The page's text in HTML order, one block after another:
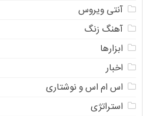
آنتی ویروس
آهنگ زنگ
ابزارها
اخبار
اس ام اس و نوشتاری
استراتژی